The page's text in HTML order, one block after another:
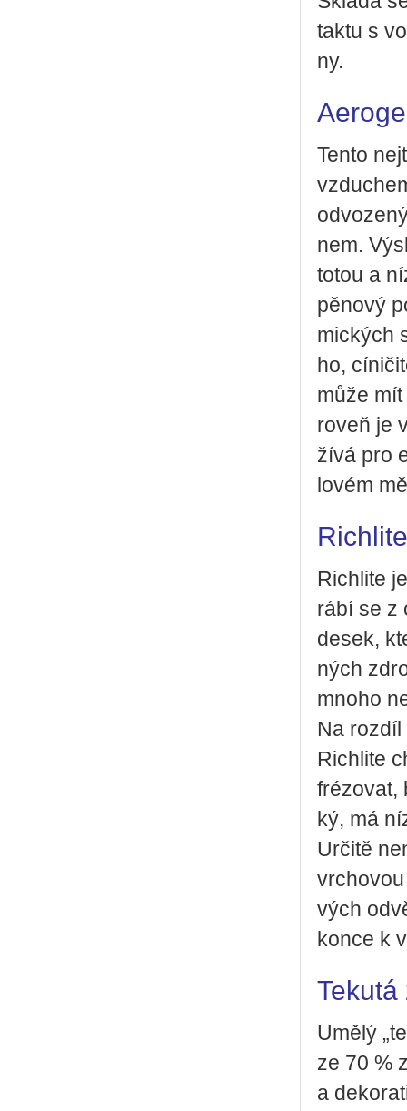
tak­tu s
ny.
Tento
nem.
to­tou a
pě­no­vý
mic­kých
ho,
může
ro­veň je
ží­vá pro
lo­vém
Richlite
Rich­li­te
rá­bí se z
desek,
ných
mnoho
Na
Rich­li­te
fré­zo­vat,
ký, má
Ur­či­tě
vých
kon­ce k
Tekutá
Umělý
ze 70 %
a